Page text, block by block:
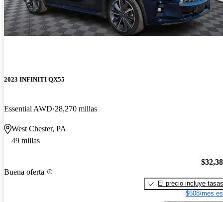
2023 INFINITI QX55
Essential AWD 28,270 millas
West Chester, PA
49 millas
Buena oferta
El precio incluye tasas
$608/mes